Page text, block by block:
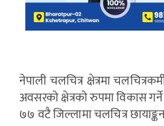
नेपाली चलचित्र क्षेत्रमा
अवसरको क्षेत्रको रुपमा विकास
७७ वटै जिल्लामा चलचित्र